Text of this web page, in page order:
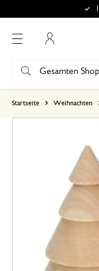
Startseite Weihnachten